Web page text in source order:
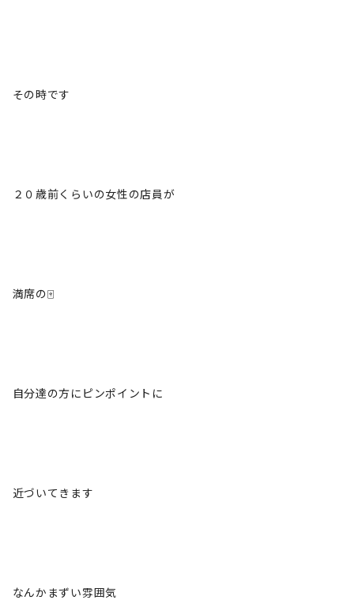
その時です
２０歳前くらいの女性の店員が
満席の🀄️
自分達の方にピンポイントに
近づいてきます
なんかまずい雰囲気